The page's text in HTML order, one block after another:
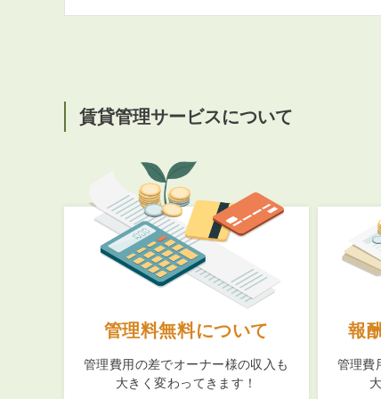
賃貸管理サービスについて
管理料無料について
管理費用の差でオーナー様の収入も
大きく変わってきます！
報
管理費